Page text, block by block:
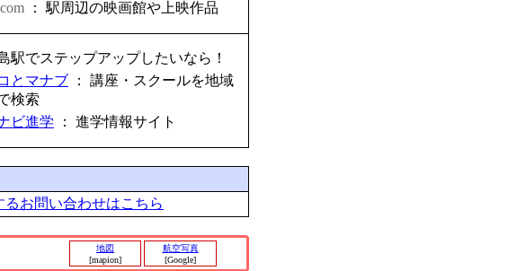
： 駅周辺の映画館や上映作品
駅でステップアップしたいなら！
とマナブ ： 講座・スクールを地域
検索
ビ進学 ： 進学情報サイト
お問い合わせはこちら
地図
[mapion]
航空写真
[Google]